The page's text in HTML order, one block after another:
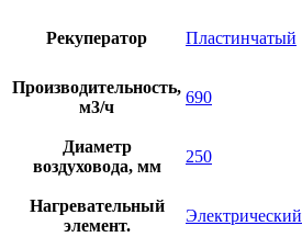
Рекуператор Пластинчатый
Производительность,
м3/ч
690
Диаметр
воздуховода, мм
250
Нагревательный
элемент.
Электрический